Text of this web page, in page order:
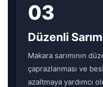
03
Düzenli Sarım
Makara sarımının
çaprazlanması ve
azaltmaya yardımcı